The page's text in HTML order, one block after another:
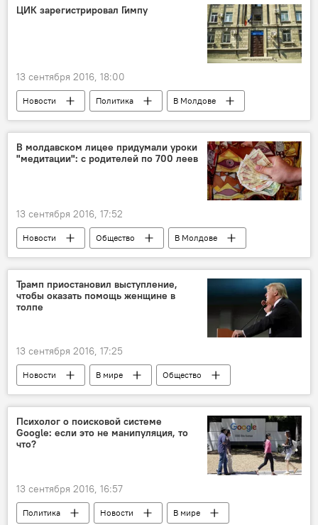
Хиллари Клинтон
Google
ЦИК зарегистрировал Гимпу
13 сентября 2016, 18:00
Новости Политика
В Молдове
Республика Молдова
Михай Гимпу
ЦИК
кандидат
Выборы президента
В молдавском лицее придумали уроки
"медитации": с родителей по 700 леев
13 сентября 2016, 17:52
Новости Общество
В Молдове
Кишинев
деньги
сбор
Трамп приостановил выступление,
чтобы оказать помощь женщине в
толпе
13 сентября 2016, 17:25
Новости В мире
Общество
США
женщина
медпомощь
Дональд Трамп
выступление
Психолог о поисковой системе
Google: если это не манипуляция, то
что?
13 сентября 2016, 16:57
Политика Новости В мире